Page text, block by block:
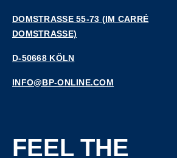
DOMSTRASSE 55-73 (IM CARRÉ D
OMSTRASSE)
D-50668 KÖLN
INFO@BP-ONLINE.COM
FEEL THE